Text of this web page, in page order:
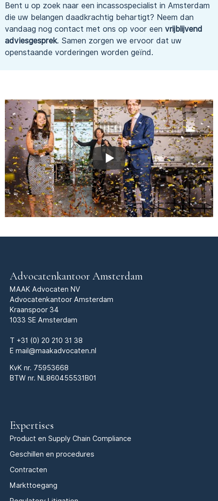
Bent u op zoek naar een incassospecialist in Amsterdam
die uw belangen daadkrachtig behartigt? Neem dan
vandaag nog contact met ons op voor een vrijblijvend
adviesgesprek. Samen zorgen we ervoor dat uw
openstaande vorderingen worden geïnd.
Advocatenkantoor Amsterdam
MAAK Advocaten NV
Advocatenkantoor Amsterdam
Kraanspoor 34
1033 SE Amsterdam
T +31 (0) 20 210 31 38
E mail@maakadvocaten.nl
KvK nr. 75953668
BTW nr. NL860455531B01
Expertises
Product en Supply Chain Compliance
Geschillen en procedures
Contracten
Markttoegang